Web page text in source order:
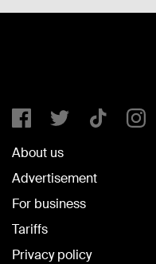
About us
Advertisement
For business
Tariffs
Privacy policy